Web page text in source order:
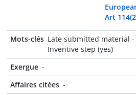
Art
Mots-clés Late submitted material
Inventive step (yes)
Exergue -
Affaires citées -